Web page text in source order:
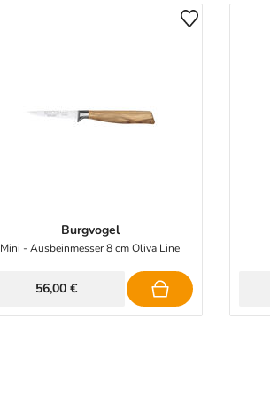
Burgvogel
Mini - Ausbeinmesser 8 cm Oliva Line
56,00 €